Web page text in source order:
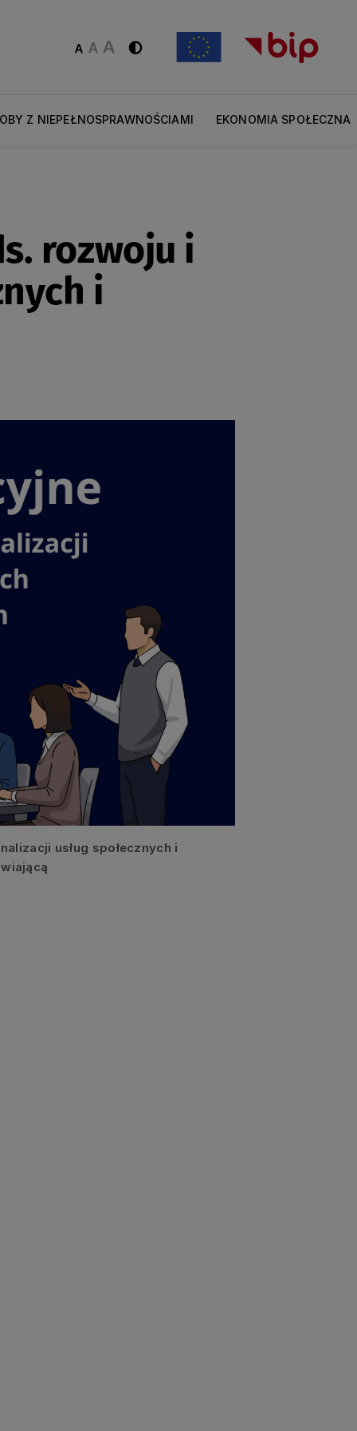
Z NIEPEŁNOSPRAWNOŚCIAMI EKONOMIA SPOŁECZNA
rozwoju i
i
usług społecznych i